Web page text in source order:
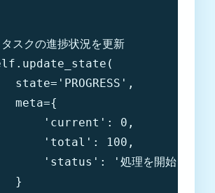
スクの進捗状況を更新
state='PROGRESS',
meta={
'current': 0,
'total': 100,
'status': '処理を開始しまし
}